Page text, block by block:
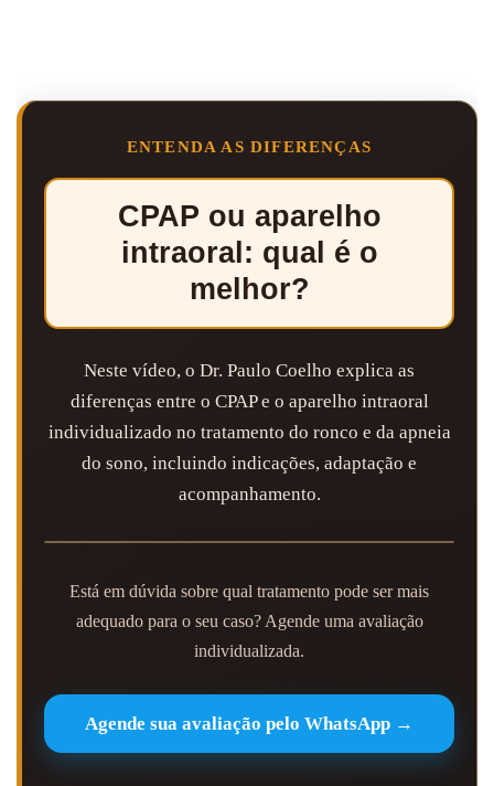
ENTENDA AS DIFERENÇAS
CPAP ou aparelho
intraoral: qual é o
melhor?
Neste vídeo, o Dr. Paulo Coelho explica as
diferenças entre o CPAP e o aparelho intraoral
individualizado no tratamento do ronco e da apneia
do sono, incluindo indicações, adaptação e
acompanhamento.
Está em dúvida sobre qual tratamento pode ser mais
adequado para o seu caso? Agende uma avaliação
individualizada.
Agende sua avaliação pelo WhatsApp →